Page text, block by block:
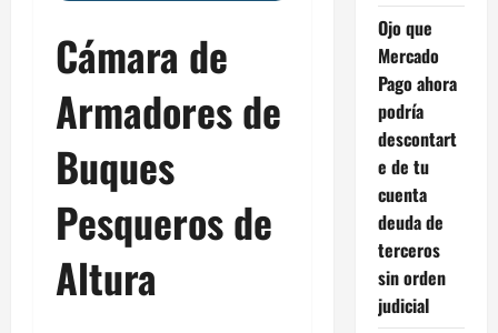
Cámara de
Armadores de
Buques
Pesqueros de
Altura
Ojo que
Mercado
Pago ahora
podría
descontart
e de tu
cuenta
deuda de
terceros
sin orden
judicial